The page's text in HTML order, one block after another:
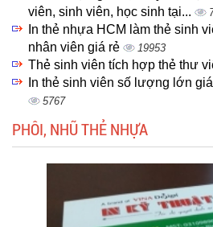
viên, sinh viên, học sinh tại...
In thẻ nhựa HCM làm thẻ sinh
nhân viên giá rẻ
19953
Thẻ sinh viên tích hợp thẻ thư
In thẻ sinh viên số lượng lớn
5767
PHÔI, NHŨ THẺ NHỰA